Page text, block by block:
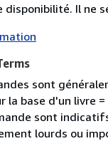
disponibilité. Il ne
sont
la base d'un livre
sont
lourds ou